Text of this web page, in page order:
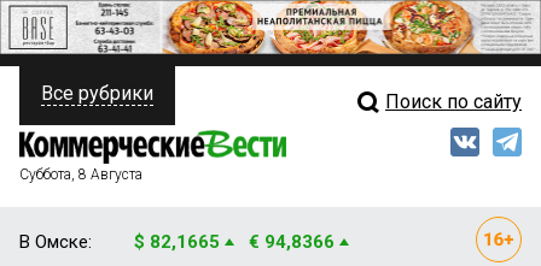
ПОЛИТИКА
ФИНАНСЫ
Свежий выпуск
Все рубрики Поиск по сайту
Суббота, 8 Августа
В Омске: $ 82,1665 € 94,8366